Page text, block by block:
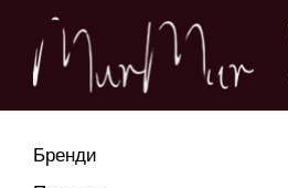
Перейти до основного контенту
Бренди